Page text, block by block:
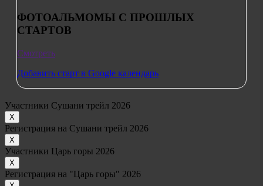
ФОТОАЛЬМОМЫ С ПРОШЛЫХ
СТАРТОВ
Смотреть
Добавить старт в Google календарь
Участники Сушани трейл 2026
Х
Регистрация на Сушани трейл 2026
Х
Участники Царь горы 2026
Х
Регистрация на "Царь горы" 2026